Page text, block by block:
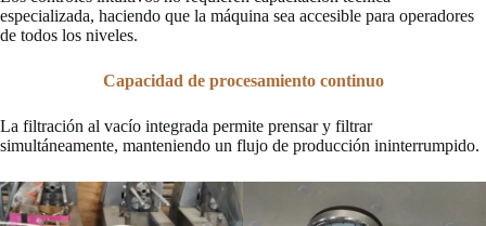
especializada, haciendo que la máquina sea accesible para operadores
de todos los niveles.
Capacidad de procesamiento continuo
La filtración al vacío integrada permite prensar y filtrar
simultáneamente, manteniendo un flujo de producción ininterrumpido.